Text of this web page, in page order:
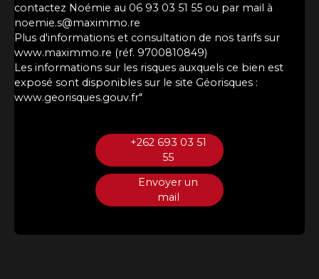
contactez Noémie au 06 93 03 51 55 ou par mail à
noemie.s@maximmo.re
Plus d'informations et consultation de nos tarifs sur
www.maximmo.re (réf. 9700810849)
Les informations sur les risques auxquels ce bien est
exposé sont disponibles sur le site Géorisques :
www.georisques.gouv.fr"
+262 693 03 51
55
Envoyer un
mail